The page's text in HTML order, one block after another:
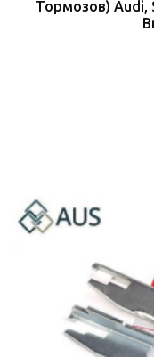
Тормозов) Audi,